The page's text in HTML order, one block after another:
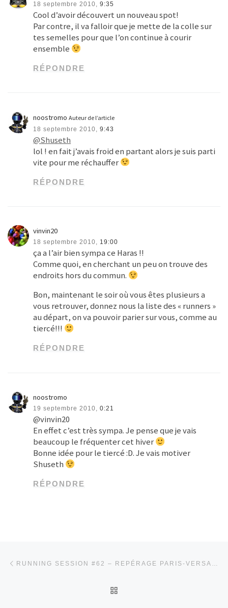
18 septembre 2010, 9:35
Cool d’avoir découvert un nouveau spot!
Par contre, il va falloir que je mette de la colle sur
tes semelles pour que l’on continue à courir
ensemble
RÉPONDRE
noostromo Auteur de l’article
18 septembre 2010, 9:43
@Shuseth
lol ! en fait j’avais froid en partant alors je suis parti
vite pour me réchauffer
RÉPONDRE
vinvin20
18 septembre 2010, 19:00
ça a l’air bien sympa ce Haras !!
Comme quoi, en cherchant un peu on trouve des
endroits hors du commun.
Bon, maintenant le soir où vous êtes plusieurs a
vous retrouver, donnez nous la liste des « runners »
au départ, on va pouvoir parier sur vous, comme au
tiercé!!!
RÉPONDRE
noostromo
19 septembre 2010, 0:21
@vinvin20
En effet c’est très sympa. Je pense que je vais
beaucoup le fréquenter cet hiver
Bonne idée pour le tiercé :D. Je vais motiver
Shuseth
RÉPONDRE